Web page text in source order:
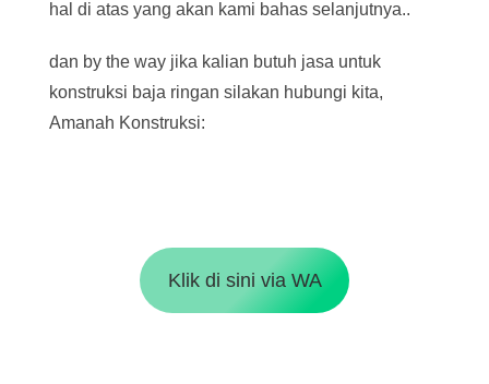
hal di atas yang akan kami bahas selanjutnya..
dan by the way jika kalian butuh jasa untuk
konstruksi baja ringan silakan hubungi kita,
Amanah Konstruksi:
Klik di sini via WA